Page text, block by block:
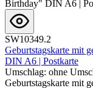
SW10349.2
Geburtstagskarte mit
DIN A6 | Postkarte
Umschlag: ohne
Geburtstagskarte mit